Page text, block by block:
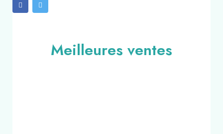
Meilleures ventes